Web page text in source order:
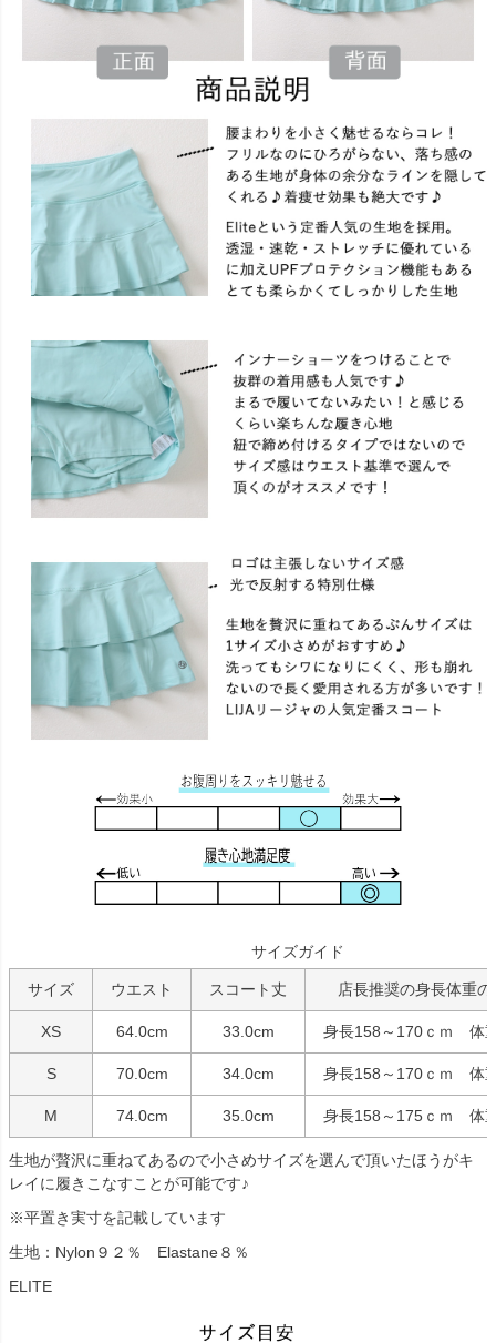
サイズガイド
サイズ ウエスト スコート丈 店長推奨の身長体重
XS 64.0cm 33.0cm 身長158～170ｃｍ 体
S 70.0cm 34.0cm 身長158～170ｃｍ 体
M 74.0cm 35.0cm 身長158～175ｃｍ 体
生地が贅沢に重ねてあるので小さめサイズを選んで頂いたほうがキ
レイに履きこなすことが可能です♪
※平置き実寸を記載しています
生地：Nylon９２％ Elastane８％
ELITE